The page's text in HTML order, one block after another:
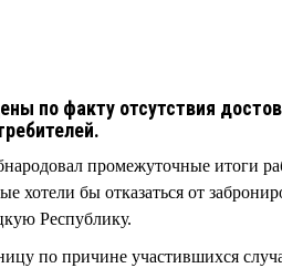
по факту отсутствия
промежуточные итоги
хотели бы отказаться от
Республику.
по причине участившихся